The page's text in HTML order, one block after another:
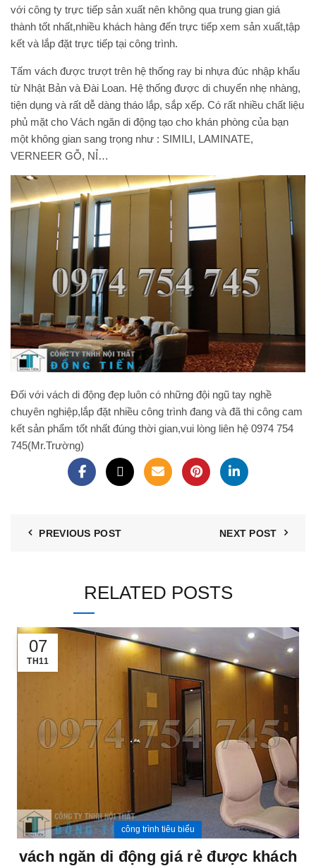
với công ty trực tiếp sản xuất nên không qua trung gian giá
thành tốt nhất,nhiều khách hàng đến trực tiếp xem sản xuất,tập
kết và lắp đặt trực tiếp tại công trình.
Tấm vách được trượt trên hệ thống ray bi nhựa đúc nhập khẩu
từ Nhật Bản và Đài Loan. Hệ thống được di chuyển nhẹ nhàng,
tiện dụng và rất dễ dàng tháo lắp, sắp xếp. Có rất nhiều chất liệu
phủ mặt cho Vách ngăn di động tạo cho khán phòng của bạn
một không gian sang trọng như : SIMILI, LAMINATE,
VERNEER GỖ, NỈ…
Đối với vách di động đẹp luôn có những đội ngũ tay nghề
chuyên nghiệp,lắp đặt nhiều công trình đang và đã thi công cam
kết sản phẩm tốt nhất đúng thời gian,vui lòng liên hệ 0974 754
745(Mr.Trường)
PREVIOUS POST NEXT POST
RELATED POSTS
07
TH11
công trình tiêu biểu
vách ngăn di động giá rẻ được khách